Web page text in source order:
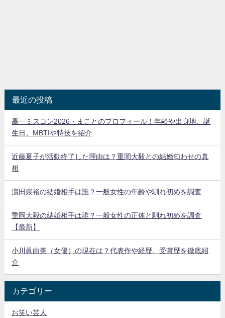
最近の投稿
高一ミスコン2026・まことのプロフィール！年齢や出身地、誕
生日、MBTIや特技を紹介
近藤夏子が活動終了した理由は？重岡大毅との結婚匂わせの真
相
濵田崇裕の結婚相手は誰？一般女性の年齢や馴れ初めを調査
重岡大毅の結婚相手は誰？一般女性の正体と馴れ初めを調査
【最新】
小川眞由美（女優）の現在は？代表作や経歴、受賞歴を徹底紹
介
カテゴリー
お笑い芸人